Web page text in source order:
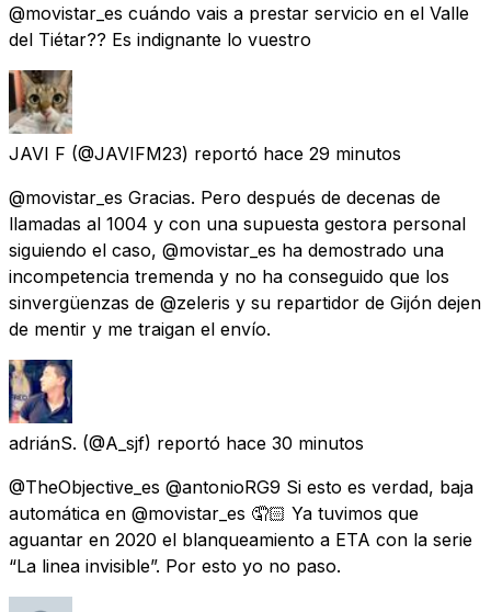
@movistar_es cuándo vais a prestar servicio en el Valle
del Tiétar?? Es indignante lo vuestro
JAVI F (@JAVIFM23) reportó hace 29 minutos
@movistar_es Gracias. Pero después de decenas de
llamadas al 1004 y con una supuesta gestora personal
siguiendo el caso, @movistar_es ha demostrado una
incompetencia tremenda y no ha conseguido que los
sinvergüenzas de @zeleris y su repartidor de Gijón dejen
de mentir y me traigan el envío.
adriánS. (@A_sjf) reportó hace 30 minutos
@TheObjective_es @antonioRG9 Si esto es verdad, baja
automática en @movistar_es 🤦🏻 Ya tuvimos que
aguantar en 2020 el blanqueamiento a ETA con la serie
“La linea invisible”. Por esto yo no paso.